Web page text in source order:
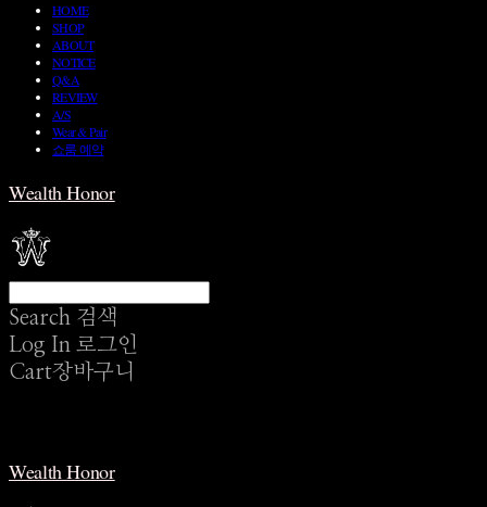
HOME
SHOP
ABOUT
NOTICE
Q&A
REVIEW
A/S
Wear & Pair
쇼룸 예약
Wealth Honor
Search 검색
Log In 로그인
Cart장바구니
Wealth Honor